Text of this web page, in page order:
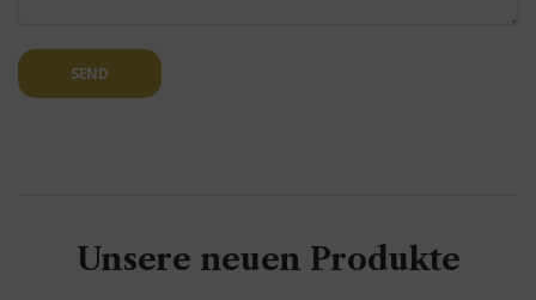
SEND
Unsere neuen Produkte